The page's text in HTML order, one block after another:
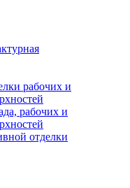
рабочих и
рабочих и
отделки